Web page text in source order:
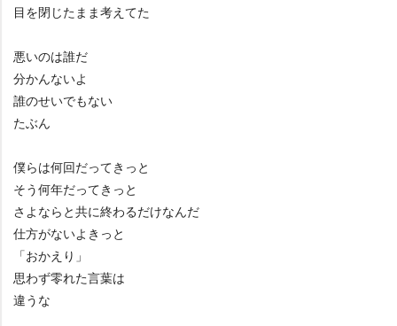
目を閉じたまま考えてた
悪いのは誰だ
分かんないよ
誰のせいでもない
たぶん
僕らは何回だってきっと
そう何年だってきっと
さよならと共に終わるだけなんだ
仕方がないよきっと
「おかえり」
思わず零れた言葉は
違うな